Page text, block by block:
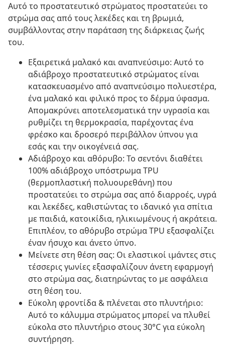
Αυτό το προστατευτικό στρώματος προστατεύει το
στρώμα σας από τους λεκέδες και τη βρωμιά,
συμβάλλοντας στην παράταση της διάρκειας ζωής
του.
Εξαιρετικά μαλακό και αναπνεύσιμο: Αυτό το
αδιάβροχο προστατευτικό στρώματος είναι
κατασκευασμένο από αναπνεύσιμο πολυεστέρα,
ένα μαλακό και φιλικό προς το δέρμα ύφασμα.
Απομακρύνει αποτελεσματικά την υγρασία και
ρυθμίζει τη θερμοκρασία, παρέχοντας ένα
φρέσκο και δροσερό περιβάλλον ύπνου για
εσάς και την οικογένειά σας.
Αδιάβροχο και αθόρυβο: Το σεντόνι διαθέτει
100% αδιάβροχο υπόστρωμα TPU
(θερμοπλαστική πολυουρεθάνη) που
προστατεύει το στρώμα σας από διαρροές, υγρά
και λεκέδες, καθιστώντας το ιδανικό για σπίτια
με παιδιά, κατοικίδια, ηλικιωμένους ή ακράτεια.
Επιπλέον, το αθόρυβο στρώμα TPU εξασφαλίζει
έναν ήσυχο και άνετο ύπνο.
Μείνετε στη θέση σας: Οι ελαστικοί ιμάντες στις
τέσσερις γωνίες εξασφαλίζουν άνετη εφαρμογή
στο στρώμα σας, διατηρώντας το με ασφάλεια
στη θέση του.
Εύκολη φροντίδα & πλένεται στο πλυντήριο:
Αυτό το κάλυμμα στρώματος μπορεί να πλυθεί
εύκολα στο πλυντήριο στους 30°C για εύκολη
συντήρηση.